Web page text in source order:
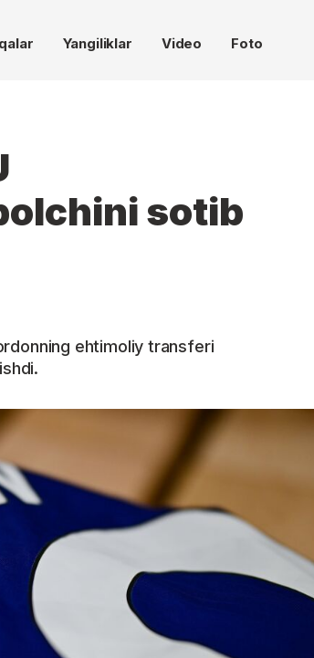
Yangiliklar Video Foto
sotib
ehtimoliy transferi